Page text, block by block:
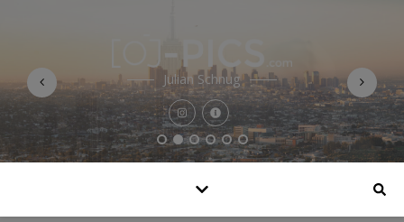
Julian Schnug